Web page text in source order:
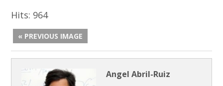
Hits: 964
« PREVIOUS IMAGE
Angel Abril-Ruiz